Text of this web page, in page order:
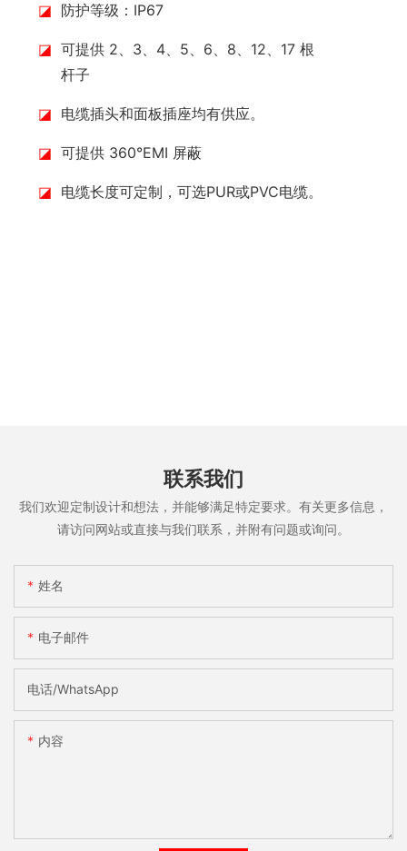
◪ 防护等级：IP67
◪ 可提供 2、3、4、5、6、8、12、17 根
杆子
◪ 电缆插头和面板插座均有供应。
◪ 可提供 360°EMI 屏蔽
◪ 电缆长度可定制，可选PUR或PVC电缆。
联系我们
我们欢迎定制设计和想法，并能够满足特定要求。有关更多信息，
请访问网站或直接与我们联系，并附有问题或询问。
姓名
电子邮件
电话/WhatsApp
内容